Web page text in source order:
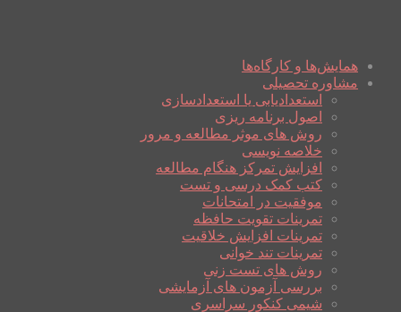
همایش‌ها و کارگاه‌ها
مشاوره تحصیلی
استعدادیابی یا استعدادسازی
اصول برنامه ریزی
روش های موثر مطالعه و مرور
خلاصه نویسی
افزایش تمرکز هنگام مطالعه
کتب کمک درسی و تست
موفقیت در امتحانات
تمرینات تقویت حافظه
تمرینات افزایش خلاقیت
تمرینات تند خوانی
روش های تست زنی
بررسی آزمون های آزمایشی
شیمی کنکور سراسری